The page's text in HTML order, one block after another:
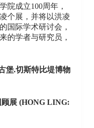
院成立100周年，
个展，并将以洪凌
国际学术研讨会，
的学者与研究员，
堡.切斯特比堤博物
展 (HONG LING: